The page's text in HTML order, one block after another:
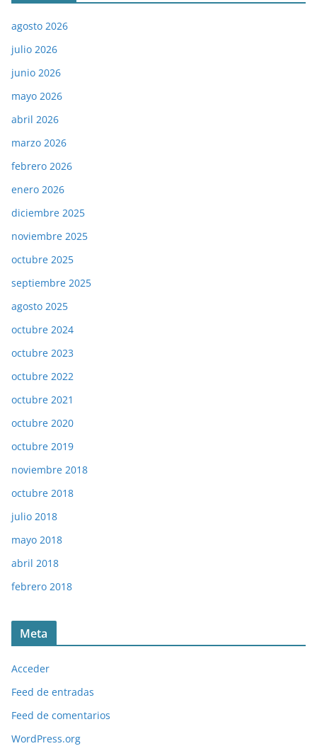
agosto 2026
julio 2026
junio 2026
mayo 2026
abril 2026
marzo 2026
febrero 2026
enero 2026
diciembre 2025
noviembre 2025
octubre 2025
septiembre 2025
agosto 2025
octubre 2024
octubre 2023
octubre 2022
octubre 2021
octubre 2020
octubre 2019
noviembre 2018
octubre 2018
julio 2018
mayo 2018
abril 2018
febrero 2018
Meta
Acceder
Feed de entradas
Feed de comentarios
WordPress.org